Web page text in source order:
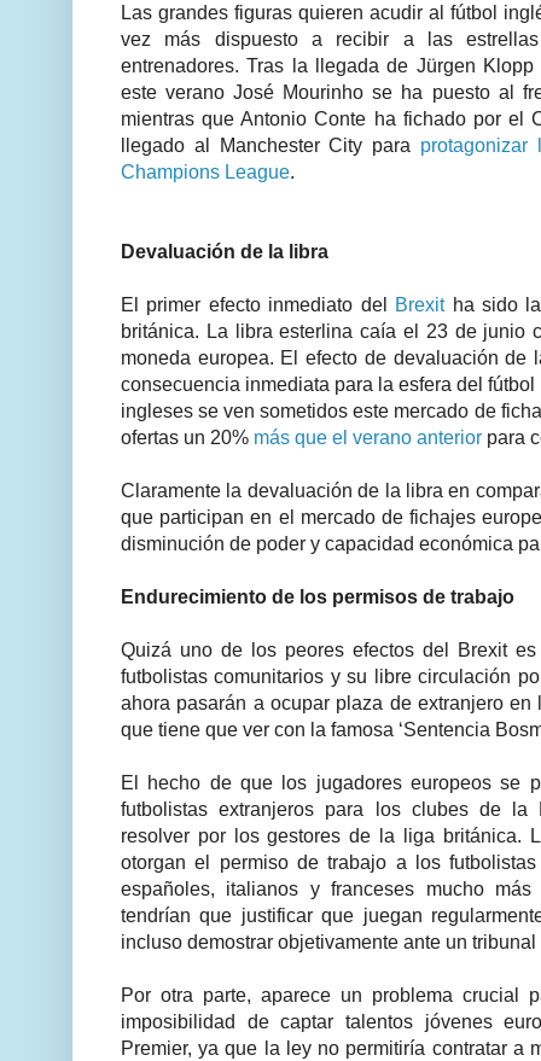
Las grandes figuras quieren acudir al fútbol
vez más dispuesto a recibir a las
entrenadores. Tras la llegada de Jürgen
este verano José Mourinho se ha puesto al
mientras que Antonio Conte ha fichado por el
llegado al Manchester City para
Champions League.
Devaluación de la libra
El primer efecto inmediato del Brexitha sido la
británica. La libra esterlina caía el 23 de junio
moneda europea. El efecto de devaluación de
consecuencia inmediata para la esfera del
ingleses se ven sometidos este mercado de
ofertas un 20% más que el verano anterior para
Claramente la devaluación de la libra en
que participan en el mercado de fichajes
disminución de poder y capacidad económica
Endurecimiento de los permisos de trabajo
Quizá uno de los peores efectos del Brexit
futbolistas comunitarios y su libre circulación
ahora pasarán a ocupar plaza de extranjero
que tiene que ver con la famosa ‘Sentencia
El hecho de que los jugadores europeos se
futbolistas extranjeros para los clubes de
resolver por los gestores de la liga británica.
otorgan el permiso de trabajo a los
españoles, italianos y franceses mucho
tendrían que justificar que juegan
incluso demostrar objetivamente ante un
Por otra parte, aparece un problema crucial
imposibilidad de captar talentos jóvenes
Premier, ya que la ley no permitiría contratar a